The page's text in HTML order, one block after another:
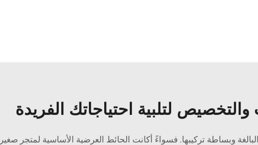
لتلبية احتياجاتك الفريدة
وبساطة تركيبها. فسواءً أكانت الحائط العرضية الأساسية لمتجر صغير